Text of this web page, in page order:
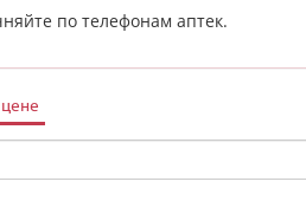
по телефонам аптек.